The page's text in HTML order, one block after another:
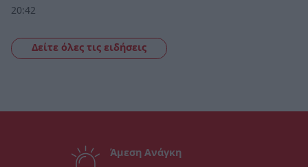
20:42
Δείτε όλες τις ειδήσεις
Άμεση Ανάγκη